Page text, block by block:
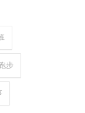
步